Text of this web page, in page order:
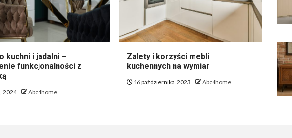
kuchni i jadalni –
funkcjonalności z
2024 Abc4home
Zalety i korzyści mebli
kuchennych na wymiar
16 października, 2023 Abc4home